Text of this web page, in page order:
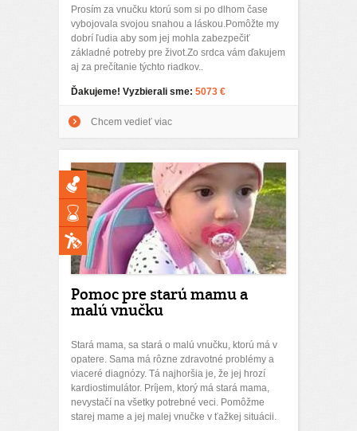
Prosím za vnučku ktorú som si po dlhom čase
vybojovala svojou snahou a láskou.Pomôžte my
dobrí ľudia aby som jej mohla zabezpečiť
základné potreby pre život.Zo srdca vám ďakujem
aj za prečítanie týchto riadkov..
Ďakujeme! Vyzbierali sme: 5073 €
Chcem vedieť viac
Pomoc pre starú mamu a
malú vnučku
Stará mama, sa stará o malú vnučku, ktorú má v
opatere. Sama má rôzne zdravotné problémy a
viaceré diagnózy. Tá najhoršia je, že jej hrozí
kardiostimulátor. Príjem, ktorý má stará mama,
nevystačí na všetky potrebné veci. Pomôžme
starej mame a jej malej vnučke v ťažkej situácii.